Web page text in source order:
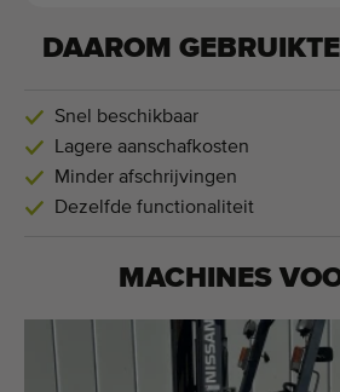
DAAROM
Snel beschikbaar
Lagere aanschafkosten
Minder afschrijvingen
Dezelfde functionaliteit
MACHINES